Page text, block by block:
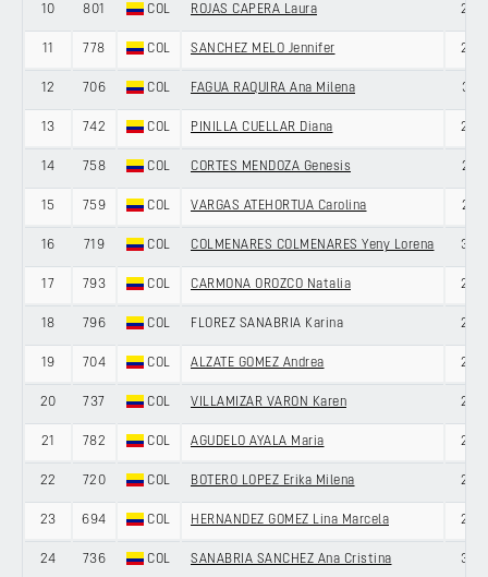
10 801 COL ROJAS CAPERA Laura 20
11 778 COL SANCHEZ MELO Jennifer 20
12 706 COL FAGUA RAQUIRA Ana Milena 31
13 742 COL PINILLA CUELLAR Diana 28
14 758 COL CORTES MENDOZA Genesis 21
15 759 COL VARGAS ATEHORTUA Carolina 21
16 719 COL COLMENARES COLMENARES Yeny Lorena 32
17 793 COL CARMONA OROZCO Natalia 22
18 796 COL FLOREZ SANABRIA Karina 23
19 704 COL ALZATE GOMEZ Andrea 27
20 737 COL VILLAMIZAR VARON Karen 25
21 782 COL AGUDELO AYALA Maria 22
22 720 COL BOTERO LOPEZ Erika Milena 23
23 694 COL HERNANDEZ GOMEZ Lina Marcela 24
24 736 COL SANABRIA SANCHEZ Ana Cristina 33